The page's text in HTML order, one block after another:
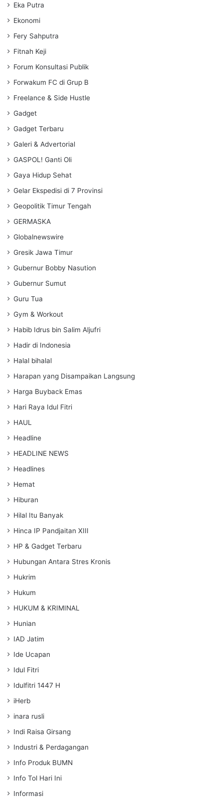
Eka Putra
Ekonomi
Fery Sahputra
Fitnah Keji
Forum Konsultasi Publik
Forwakum FC di Grup B
Freelance & Side Hustle
Gadget
Gadget Terbaru
Galeri & Advertorial
GASPOL! Ganti Oli
Gaya Hidup Sehat
Gelar Ekspedisi di 7 Provinsi
Geopolitik Timur Tengah
GERMASKA
Globalnewswire
Gresik Jawa Timur
Gubernur Bobby Nasution
Gubernur Sumut
Guru Tua
Gym & Workout
Habib Idrus bin Salim Aljufri
Hadir di Indonesia
Halal bihalal
Harapan yang Disampaikan Langsung
Harga Buyback Emas
Hari Raya Idul Fitri
HAUL
Headline
HEADLINE NEWS
Headlines
Hemat
Hiburan
Hilal Itu Banyak
Hinca IP Pandjaitan XIII
HP & Gadget Terbaru
Hubungan Antara Stres Kronis
Hukrim
Hukum
HUKUM & KRIMINAL
Hunian
IAD Jatim
Ide Ucapan
Idul Fitri
Idulfitri 1447 H
iHerb
inara rusli
Indi Raisa Girsang
Industri & Perdagangan
Info Produk BUMN
Info Tol Hari Ini
Informasi